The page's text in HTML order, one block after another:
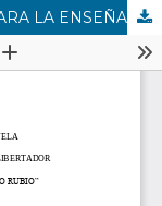
MODELO TRANSDISCIPLINARIO PARA LA ENSEÑANZA DE LA QUIMICA DESDE LA VISIÓN PROSPECTIVA DE LOS DOCENTES DE INSTITUCIONES DE EDUCACIÓN SECUNDARIA